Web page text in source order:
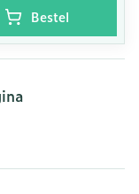
Bestel
pagina